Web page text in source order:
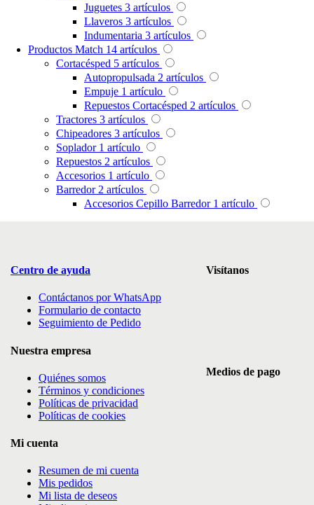
Juguetes 3 artículos
Llaveros 3 artículos
Indumentaria 3 artículos
Productos Match 14 artículos
Cortacésped 5 artículos
Autopropulsada 2 artículos
Empuje 1 artículo
Repuestos Cortacésped 2 artículos
Tractores 3 artículos
Chipeadores 3 artículos
Soplador 1 artículo
Repuestos 2 artículos
Accesorios 1 artículo
Barredor 2 artículos
Accesorios Cepillo Barredor 1 artículo
Centro de ayuda
Contáctanos por WhatsApp
Formulario de contacto
Seguimiento de Pedido
Nuestra empresa
Quiénes somos
Términos y condiciones
Políticas de privacidad
Políticas de cookies
Mi cuenta
Resumen de mi cuenta
Mis pedidos
Mi lista de deseos
Visítanos
Medios de pago